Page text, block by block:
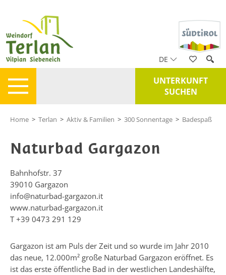
DE
UNTERKUNFT
SUCHEN
Home > Terlan > Aktiv & Familien > 300 Sonnentage > Badespaß
Naturbad Gargazon
Bahnhofstr. 37
39010 Gargazon
info@naturbad-gargazon.it
www.naturbad-gargazon.it
T +39 0473 291 129
Gargazon ist am Puls der Zeit und so wurde im Jahr 2010
das neue, 12.000m² große Naturbad Gargazon eröffnet. Es
ist das erste öffentliche Bad in der westlichen Landeshälfte,